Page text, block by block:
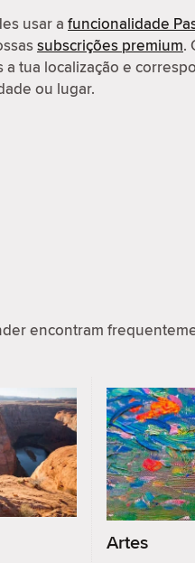
usar a funcionalidade
subscrições premium.
tua localização e
ou lugar.
encontram
Artes